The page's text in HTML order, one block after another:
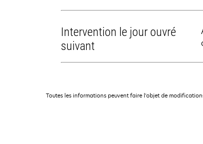
Intervention le jour ouvré
suivant
Toutes les informations peuvent faire l'objet de